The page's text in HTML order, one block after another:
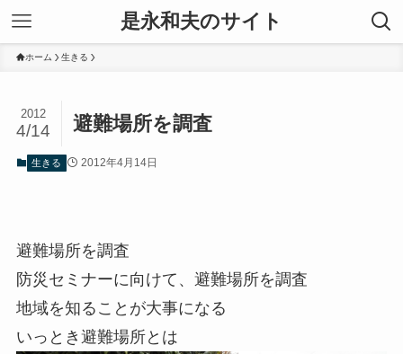
是永和夫のサイト
ホーム 生きる
避難場所を調査
2012
4/14
生きる 2012年4月14日
避難場所を調査
防災セミナーに向けて、避難場所を調査
地域を知ることが大事になる
いっとき避難場所とは